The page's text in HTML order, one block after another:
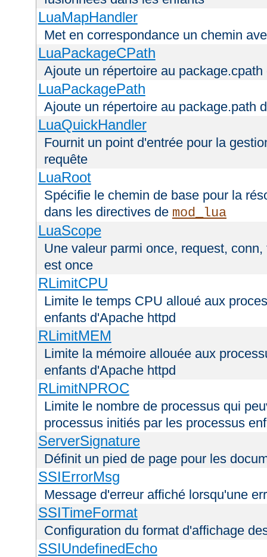
LuaMapHandler
Met en correspondance un chemin
LuaPackageCPath
Ajoute un répertoire au package.cpath
LuaPackagePath
Ajoute un répertoire au package.path
LuaQuickHandler
Fournit un point d'entrée pour la
requête
LuaRoot
Spécifie le chemin de base pour la
dans les directives de mod_lua
LuaScope
Une valeur parmi once, request,
est once
RLimitCPU
Limite le temps CPU alloué aux
enfants d'Apache httpd
RLimitMEM
Limite la mémoire allouée aux
enfants d'Apache httpd
RLimitNPROC
Limite le nombre de processus qui
processus initiés par les processus
ServerSignature
Définit un pied de page pour les
SSIErrorMsg
Message d'erreur affiché lorsqu'une
SSITimeFormat
Configuration du format d'affichage
SSIUndefinedEcho